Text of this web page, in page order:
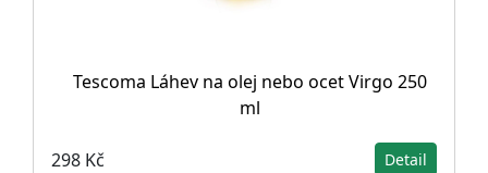
Tescoma Láhev na olej nebo ocet Virgo 250
ml
298 Kč Detail